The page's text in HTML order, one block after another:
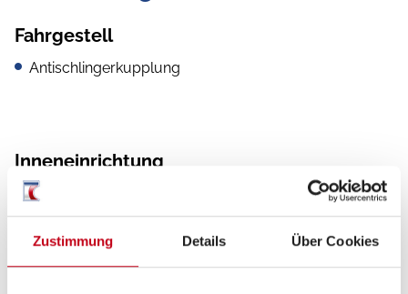
Zustimmung Details Über Cookies
Fahrgestell
Antischlingerkupplung
Inneneinrichtung
Bettverbreiterung